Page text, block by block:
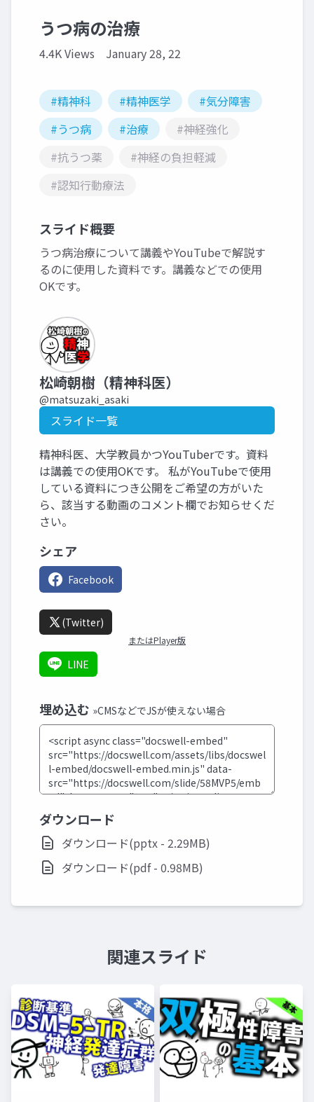
うつ病の治療
4.4K Views January 28, 22
#精神科 #精神医学
#気分障害
#うつ病
#治療
#神経強化
#抗うつ薬
#神経の負担軽減
#認知行動療法
スライド概要
うつ病治療について講義やYouTubeで解説す
るのに使用した資料です。講義などでの使用
OKです。
松崎朝樹（精神科医）
@matsuzaki_asaki
スライド一覧
精神科医、大学教員かつYouTuberです。資料
は講義での使用OKです。 私がYouTubeで使用
している資料につき公開をご希望の方がいた
ら、該当する動画のコメント欄でお知らせくだ
さい。
シェア
Facebook
(Twitter)
またはPlayer版
LINE
埋め込む »CMSなどでJSが使えない場合
ダウンロード
ダウンロード(pptx - 2.29MB)
ダウンロード(pdf - 0.98MB)
関連スライド